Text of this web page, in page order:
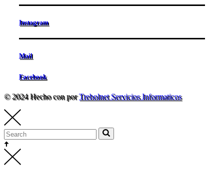
Instagram
Mail
Facebook
© 2024 Hecho conporTrebolnet Servicios Informaticos